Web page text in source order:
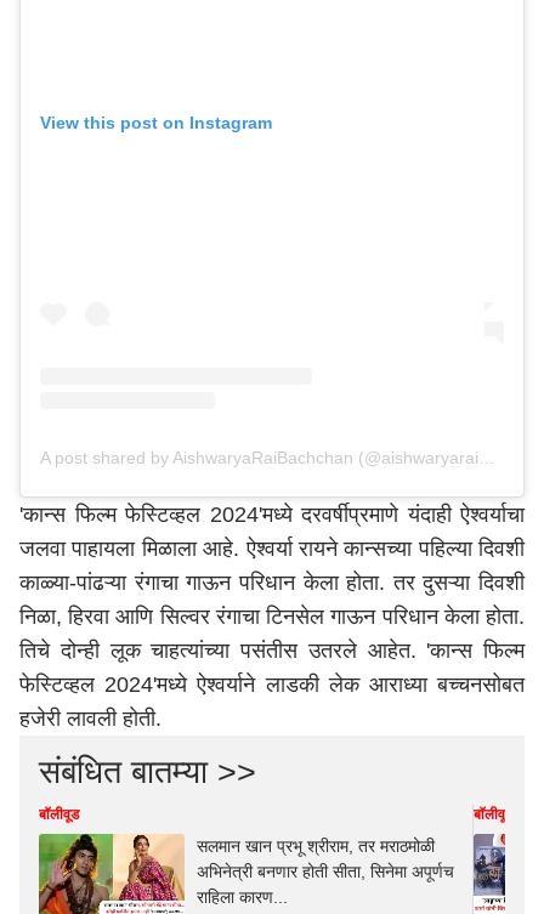
View this post on Instagram
A post shared by AishwaryaRaiBachchan (@aishwaryaraibachchan_arb)
'कान्स फिल्म फेस्टिव्हल 2024'मध्ये दरवर्षीप्रमाणे यंदाही ऐश्वर्याचा
जलवा पाहायला मिळाला आहे. ऐश्वर्या रायने कान्सच्या पहिल्या दिवशी
काळ्या-पांढऱ्या रंगाचा गाऊन परिधान केला होता. तर दुसऱ्या दिवशी
निळा, हिरवा आणि सिल्वर रंगाचा टिनसेल गाऊन परिधान केला होता.
तिचे दोन्ही लूक चाहत्यांच्या पसंतीस उतरले आहेत. 'कान्स फिल्म
फेस्टिव्हल 2024'मध्ये ऐश्वर्याने लाडकी लेक आराध्या बच्चनसोबत
हजेरी लावली होती.
संबंधित बातम्या >>
बॉलीवूड
सलमान खान प्रभू श्रीराम, तर मराठमोळी
अभिनेत्री बनणार होती सीता, सिनेमा अपूर्णच
राहिला कारण...
बॉलीवूड